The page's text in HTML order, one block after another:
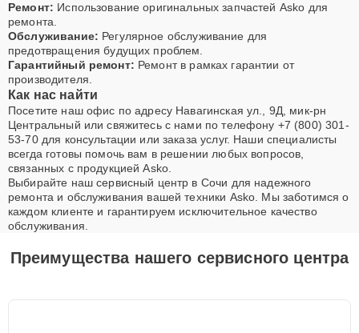
Ремонт: Использование оригинальных запчастей Asko для
ремонта.
Обслуживание: Регулярное обслуживание для
предотвращения будущих проблем.
Гарантийный ремонт: Ремонт в рамках гарантии от
производителя.
Как нас найти
Посетите наш офис по адресу Навагинская ул., 9Д, мик-рн
Центральный или свяжитесь с нами по телефону +7 (800) 301-
53-70 для консультации или заказа услуг. Наши специалисты
всегда готовы помочь вам в решении любых вопросов,
связанных с продукцией Asko.
Выбирайте наш сервисный центр в Сочи для надежного
ремонта и обслуживания вашей техники Asko. Мы заботимся о
каждом клиенте и гарантируем исключительное качество
обслуживания.
Преимущества нашего сервисного центра